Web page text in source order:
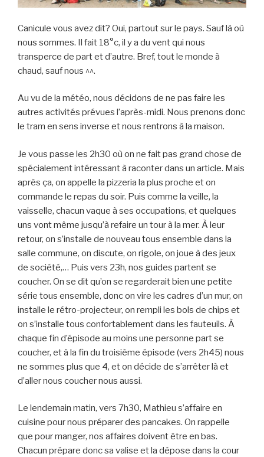
Canicule vous avez dit? Oui, partout sur le pays. Sauf là où
nous sommes. Il fait 18°c, il y a du vent qui nous
transperce de part et d’autre. Bref, tout le monde à
chaud, sauf nous ^^.
Au vu de la météo, nous décidons de ne pas faire les
autres activités prévues l’après-midi. Nous prenons donc
le tram en sens inverse et nous rentrons à la maison.
Je vous passe les 2h30 où on ne fait pas grand chose de
spécialement intéressant à raconter dans un article. Mais
après ça, on appelle la pizzeria la plus proche et on
commande le repas du soir. Puis comme la veille, la
vaisselle, chacun vaque à ses occupations, et quelques
uns vont même jusqu’à refaire un tour à la mer. À leur
retour, on s’installe de nouveau tous ensemble dans la
salle commune, on discute, on rigole, on joue à des jeux
de société,… Puis vers 23h, nos guides partent se
coucher. On se dit qu’on se regarderait bien une petite
série tous ensemble, donc on vire les cadres d’un mur, on
installe le rétro-projecteur, on rempli les bols de chips et
on s’installe tous confortablement dans les fauteuils. À
chaque fin d’épisode au moins une personne part se
coucher, et à la fin du troisième épisode (vers 2h45) nous
ne sommes plus que 4, et on décide de s’arrêter là et
d’aller nous coucher nous aussi.
Le lendemain matin, vers 7h30, Mathieu s’affaire en
cuisine pour nous préparer des pancakes. On rappelle
que pour manger, nos affaires doivent être en bas.
Chacun prépare donc sa valise et la dépose dans la cour